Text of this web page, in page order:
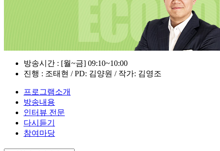
방송시간 : [월~금] 09:10~10:00
진행 : 조태현 / PD: 김양원 / 작가: 김영조
프로그램소개
방송내용
인터뷰 전문
다시듣기
참여마당